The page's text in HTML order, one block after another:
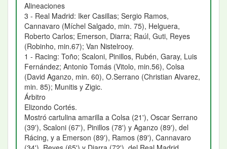
Alineaciones
3 - Real Madrid: Iker Casillas; Sergio Ramos,
Cannavaro (Míchel Salgado, min. 75), Helguera,
Roberto Carlos; Emerson, Diarra; Raúl, Guti, Reyes
(Robinho, min.67); Van Nistelrooy.
1 - Racing: Toño; Scaloni, Pinillos, Rubén, Garay, Luis
Fernández; Antonio Tomás (Vitolo, min.56), Colsa
(David Aganzo, min. 60), O.Serrano (Christian Alvarez,
min. 85); Munitis y Zigic.
Árbitro
Elizondo Cortés.
Mostró cartulina amarilla a Colsa (21'), Oscar Serrano
(39'), Scaloni (67'), Pinillos (78') y Aganzo (89'), del
Rácing, y a Emerson (89'), Ramos (89'), Cannavaro